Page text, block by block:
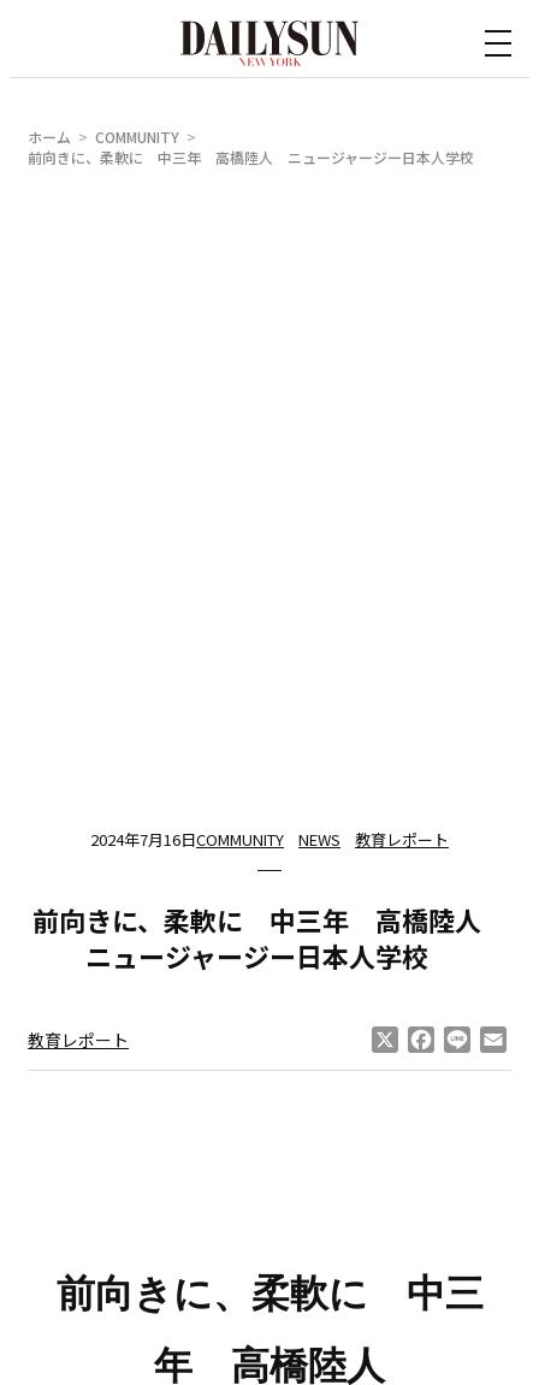
ホーム
COMMUNITY
前向きに、柔軟に 中三年 高橋陸人 ニュージャージー日本人学校
2024年7月16日COMMUNITY NEWS 教育レポート
前向きに、柔軟に 中三年 高橋陸人
ニュージャージー日本人学校
教育レポート Facebook
Line
前向きに、柔軟に 中三
年 高橋陸人